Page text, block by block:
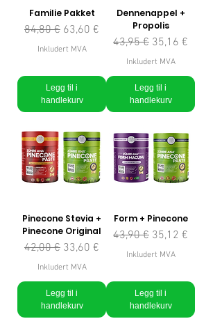
Familie Pakket
Vanlig pris
84,80 € Salgspris
63,60 €
Inkludert MVA
Legg til i
handlekurv
Dennenappel +
Propolis
Vanlig pris
43,95 € Salgspris
35,16 €
Inkludert MVA
Legg til i
handlekurv
Pinecone Stevia +
Pinecone Original
Vanlig pris
42,00 € Salgspris
33,60 €
Inkludert MVA
Legg til i
handlekurv
Form + Pinecone
Vanlig pris
43,90 € Salgspris
35,12 €
Inkludert MVA
Legg til i
handlekurv